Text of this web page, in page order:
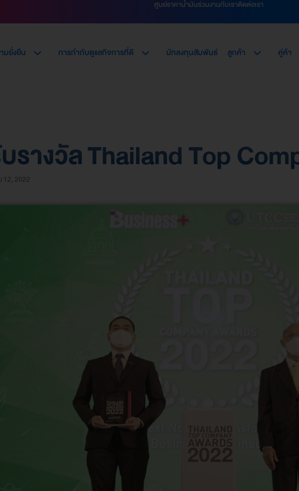
ศูนย์ราคาน้ำมันร่วมงานกับเราติดต่อเรา
มยั่งยืน การกำกับดูแลกิจการที่ดี นักลงทุนสัมพันธ์ ลูกค้า คู่ค้า
รางวัล Thailand Top
12, 2022